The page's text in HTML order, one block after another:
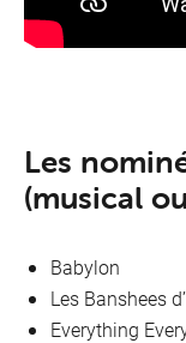
Les
(musical
Babylon
Les Banshees
Everything